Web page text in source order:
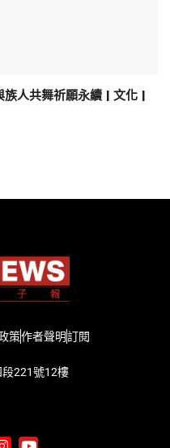
族人共舞祈願永續 | 文化 |
策作者聲明訂閱
221號12樓